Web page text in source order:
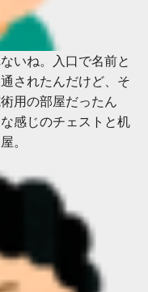
いね。入口で名前と
されたんだけど、そ
用の部屋だったん
感じのチェストと机
。